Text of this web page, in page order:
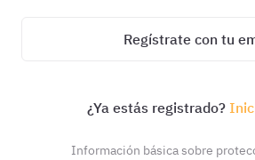
Regístrate con tu
¿Ya estás registrado?
Información básica sobre